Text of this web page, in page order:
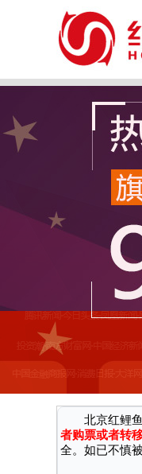
致 尊敬的广大消
因近期接到
北京红鲤
者购票或者转
全。如已不慎